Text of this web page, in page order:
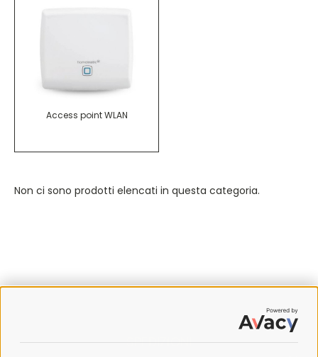
Access point WLAN
Non ci sono prodotti elencati in questa categoria.
SPEDIZIONI